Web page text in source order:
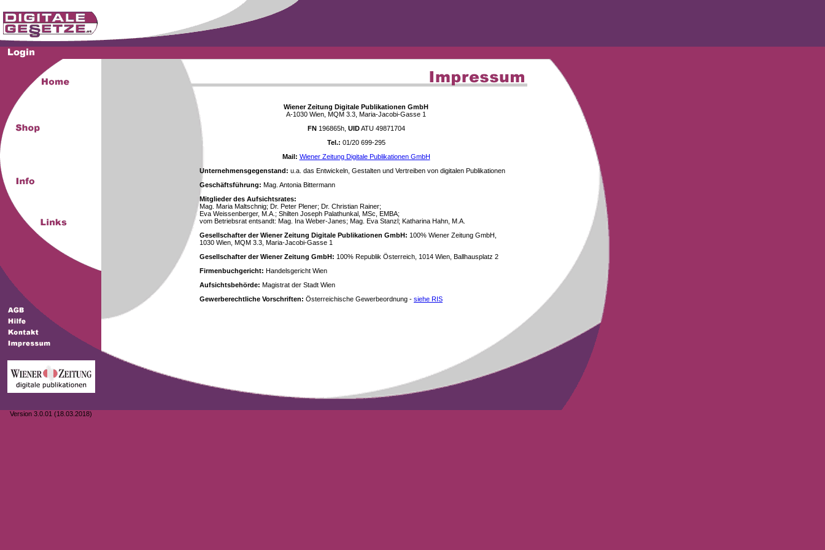
Version 3.0.01 (18.03.2018)
Wiener Zeitung Digitale Publikationen GmbH
A-1030 Wien, MQM 3.3, Maria-Jacobi-Gasse 1
FN196865h, UIDATU 49871704
Tel.: 01/20 699-295
Mail: Wiener Zeitung Digitale Publikationen GmbH
Unternehmensgegenstand: u.a. das Entwickeln, Gestalten und Vertreiben von digitalen Publikationen
Geschäftsführung: Mag. Antonia Bittermann
Mitglieder des Aufsichtsrates:
Mag. Maria Maltschnig; Dr. Peter Plener; Dr. Christian Rainer;
Eva Weissenberger, M.A.; Shilten Joseph Palathunkal, MSc, EMBA;
vom Betriebsrat entsandt: Mag. Ina Weber-Janes; Mag. Eva Stanzl; Katharina Hahn, M.A.
Gesellschafter der Wiener Zeitung Digitale Publikationen GmbH: 100% Wiener Zeitung GmbH,
1030 Wien, MQM 3.3, Maria-Jacobi-Gasse 1
Gesellschafter der Wiener Zeitung GmbH: 100% Republik Österreich, 1014 Wien, Ballhausplatz 2
Firmenbuchgericht: Handelsgericht Wien
Aufsichtsbehörde: Magistrat der Stadt Wien
Gewerberechtliche Vorschriften: Österreichische Gewerbeordnung - siehe RIS